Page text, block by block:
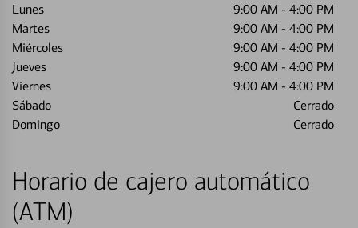
Lunes 9:00 AM - 4:00 PM
Martes
9:00 AM - 4:00 PM
Miércoles
9:00 AM - 4:00 PM
Jueves
9:00 AM - 4:00 PM
Viernes
9:00 AM - 4:00 PM
Sábado
Cerrado
Domingo
Cerrado
Horario de cajero automático
(ATM)